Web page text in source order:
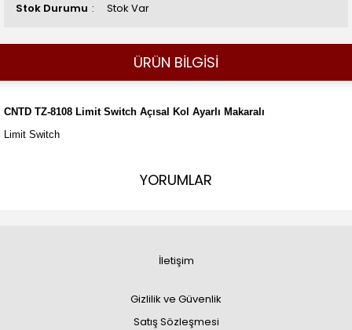
Stok Durumu Stok Var
ÜRÜN BİLGİSİ
CNTD TZ-8108 Limit Switch Açısal Kol Ayarlı Makaralı
Limit Switch
YORUMLAR
İletişim
Gizlilik ve Güvenlik
Satış Sözleşmesi